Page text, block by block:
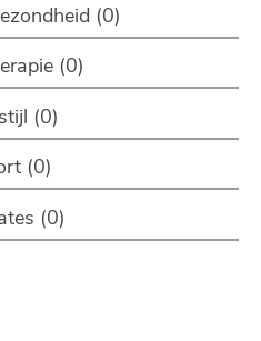
(0)
(0)
(0)
(0)
(0)